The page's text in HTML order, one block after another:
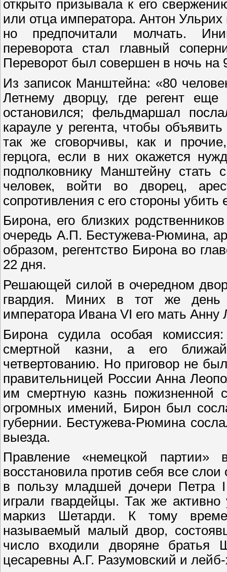
открыто призывала к его
или отца императора. Антон
но предпочитали молчать.
переворота стал главный
Переворот был совершен в ночь на
Из записок Манштейна: «80
Летнему дворцу, где регент
остановился; фельдмаршал
карауле у регента, чтобы
так же сговорчивы, как и
герцога, если в них окажется
подполковнику Манштейну
человек, войти во дворец,
сопротивления с его стороны
Бирона, его близких
очередь А.П. Бестужева-Рюмина,
образом, регентство Бирона во
22 дня.
Решающей силой в очередном
гвардия. Миних в тот же день
императора Ивана VI его мать Анну
Бирона судила особая
смертной казни, а его
четвертованию. Но приговор не
правительницей России Анна
им смертную казнь пожизненной
огромных имений, Бирон был
губернии. Бестужева-Рюмина
выезда.
Правление «немецкой
восстановила против себя все
в пользу младшей дочери Петра
играли гвардейцы. Так же
маркиз Шетарди. К тому
называемый малый двор,
число входили дворяне
цесаревны А.Г. Разумовский и лейб-